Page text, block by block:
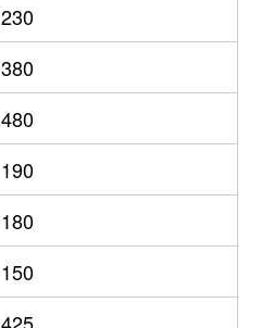
230
380
480
190
180
150
425